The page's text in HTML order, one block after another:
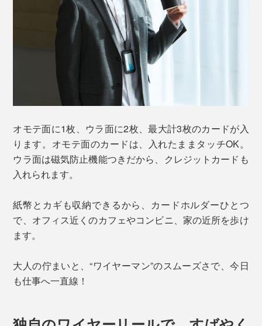
オモテ面に1枚、ウラ面に2枚、最大計3枚のカードが入
ります。オモテ面のカードは、入れたままタッチOK。
ウラ面は磁気防止機能つきだから、クレジットカードも
入れられます。
紙幣とカギも収納できるから、カードホルダーひとつ
で、オフィス近くのカフェやコンビニ、家の近所を歩け
ます。
大人の佇まいと、“ワイヤーマン”のスムーズさで、今日
も仕事へ一直線！